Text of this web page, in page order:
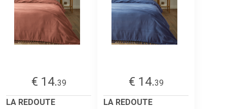
€ 14.39
LA REDOUTE
€ 14.39
LA REDOUTE